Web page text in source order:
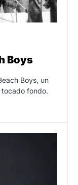
Boys
Boys, un
fondo.